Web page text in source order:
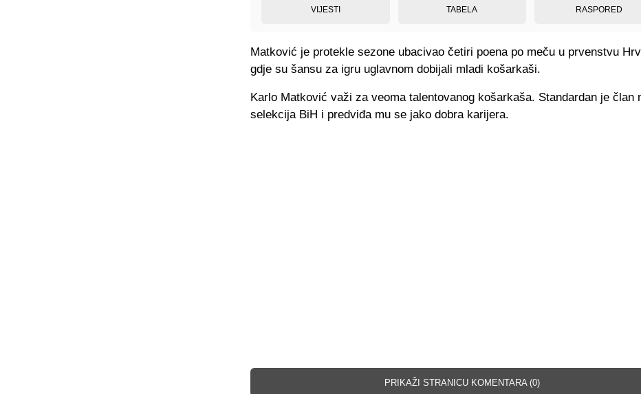
VIJESTI TABELA RASPORED
Matković je protekle sezone ubacivao četiri poena po meču u prvenstvu
gdje su šansu za igru uglavnom dobijali mladi košarkaši.
Karlo Matković važi za veoma talentovanog košarkaša. Standardan je član
selekcija BiH i predviđa mu se jako dobra karijera.
PRIKAŽI STRANICU KOMENTARA (0)